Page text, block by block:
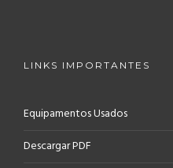
LINKS IMPORTANTES
Equipamentos Usados
Descargar PDF